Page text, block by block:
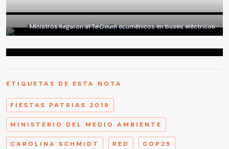
Ministros llegaron al Te Deum ecuménicos en buses eléctricos
ETIQUETAS DE ESTA NOTA
FIESTAS PATRIAS 2019
MINISTERIO DEL MEDIO AMBIENTE
CAROLINA SCHMIDT RED COP25